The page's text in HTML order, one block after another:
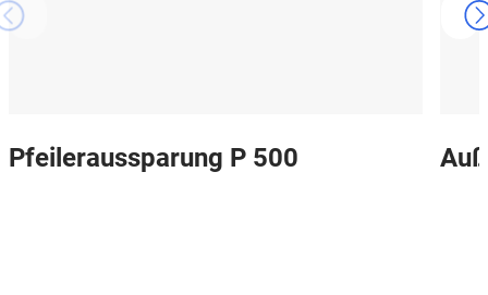
Pfeileraussparung P 500